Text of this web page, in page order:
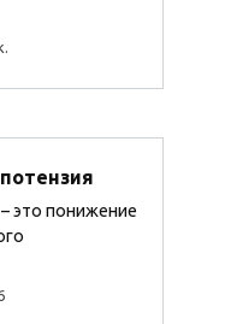
это понижение